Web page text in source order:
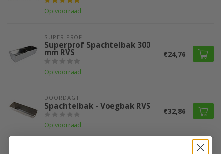
Op voorraad
SUPER PROF
Superprof Spachtelbak 300
mm RVS
Op voorraad
€24,76
DOORDAGT
Spachtelbak - Voegbak RVS
Op voorraad
€32,86